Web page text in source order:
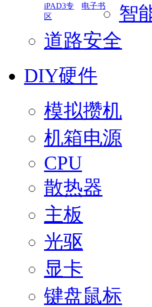
iPAD3专
区
电子书
智
道路安全
DIY硬件
模拟攒机
机箱电源
CPU
散热器
主板
光驱
显卡
键盘鼠标